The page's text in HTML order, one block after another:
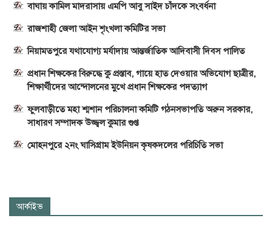
বাঘায় কামিল মাদরাসায় এমপি আবু সাইদ চাঁদকে সংবর্ধনা
রাজশাহী জেলা আইন শৃংখলা কমিটির সভা
নিয়ামতপুরে যথাযোগ্য মর্যাদায় আন্তর্জাতিক আদিবাসী দিবস পালিত
প্রধান শিক্ষকের বিরুদ্ধে কু প্রস্তাব, গায়ে হাত দেওয়ার অভিযোগ ছাত্রীর,
শিক্ষার্থীদের আন্দোলনের মুখে প্রধান শিক্ষকের পদত্যাগ
ফুলবাড়ীতে মহা শ্মশান পরিচালনা কমিটি গঠনসভাপতি অরুন সরকার,
সাধারণ সম্পাদক উজ্জ্বল কুমার গুপ্ত
মোহনপুরে ২নং ঘাসিগ্রাম ইউনিয়ন কৃষকদলের পরিচিতি সভা
আর্কাইভ